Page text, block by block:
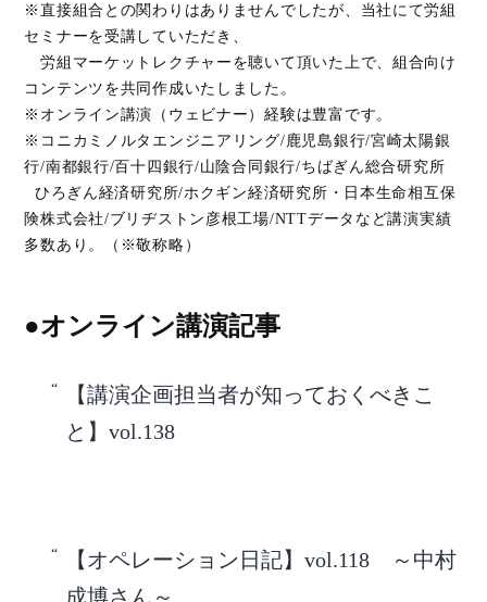
※直接組合との関わりはありませんでしたが、当社にて労組
セミナーを受講していただき、
労組マーケットレクチャーを聴いて頂いた上で、組合向け
コンテンツを共同作成いたしました。
※オンライン講演（ウェビナー）経験は豊富です。
※コニカミノルタエンジニアリング/鹿児島銀行/宮崎太陽銀
行/南都銀行/百十四銀行/山陰合同銀行/ちばぎん総合研究所
ひろぎん経済研究所/ホクギン経済研究所・日本生命相互保
険株式会社/ブリヂストン彦根工場/NTTデータなど講演実績
多数あり。（※敬称略）
●オンライン講演記事
【講演企画担当者が知っておくべきこ
と】vol.138
【オペレーション日記】vol.118 ～中村
成博さん～